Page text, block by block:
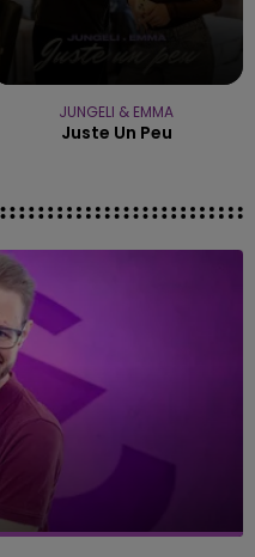
JUNGELI & EMMA
Juste Un Peu